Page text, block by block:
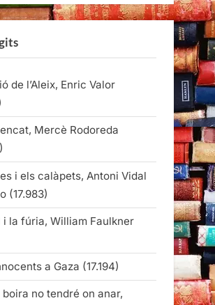
de l’Aleix, Enric Valor
Mercè Rodoreda
i els calàpets, Antoni Vidal
(17.983)
i la fúria, William Faulkner
a Gaza (17.194)
boira no tendré on anar,